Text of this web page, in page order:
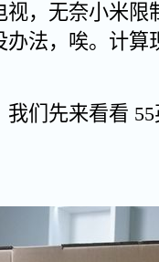
，无奈小米限
法，唉。计算
们先来看看 55